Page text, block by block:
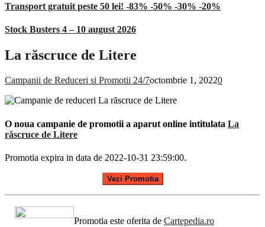
Transport gratuit peste 50 lei! -83% -50% -30% -20%
Stock Busters 4 – 10 august 2026
La răscruce de Litere
Campanii de Reduceri si Promotii 24/7octombrie 1, 20220
O noua campanie de promotii a aparut online intitulata La
răscruce de Litere
Promotia expira in data de 2022-10-31 23:59:00.
Vezi Promotia
Promotia este oferita de Cartepedia.ro